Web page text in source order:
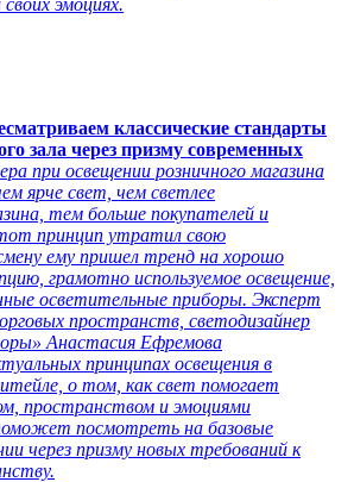
эмоциях.
классические стандарты
зала через призму современных
при освещении розничного магазина
ярче свет, чем светлее
тем больше покупателей и
принцип утратил свою
ему пришел тренд на хорошо
грамотно используемое освещение,
осветительные приборы. Эксперт
пространств, светодизайнер
Анастасия Ефремова
принципах освещения в
о том, как свет помогает
пространством и эмоциями
посмотреть на базовые
через призму новых требований к